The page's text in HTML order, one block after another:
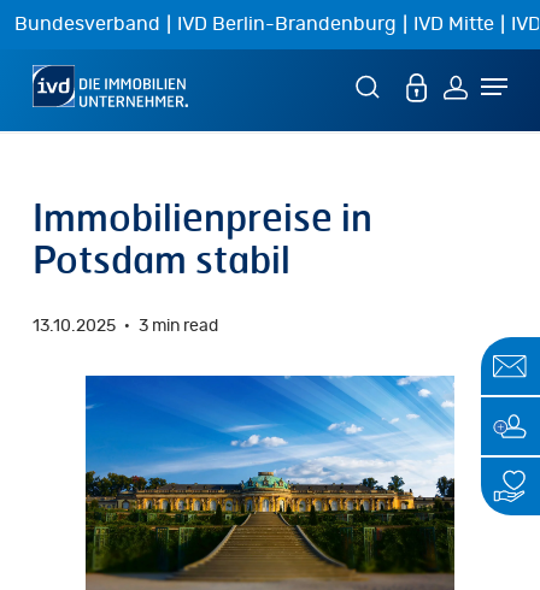
Skip
main
Bundesverband | IVD Berlin-Brandenburg | IVD Mitte |
Immobilienpreise in
Potsdam stabil
13.10.2025 3 min read